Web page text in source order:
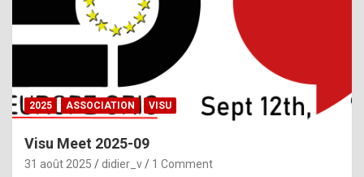
,
g
2025 ASSOCIATION VISU
Visu Meet 2025-09
31 août 2025 didier_v 1 Comment